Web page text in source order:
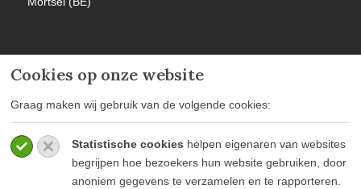
Cookies op onze website
Graag maken wij gebruik van de volgende cookies:
Statistische cookies helpen eigenaren van websites
begrijpen hoe bezoekers hun website gebruiken, door
anoniem gegevens te verzamelen en te rapporteren.
MEER INFORMATIE
Privacy policy
Algemene voorwaarden
Veelgestelde vragen